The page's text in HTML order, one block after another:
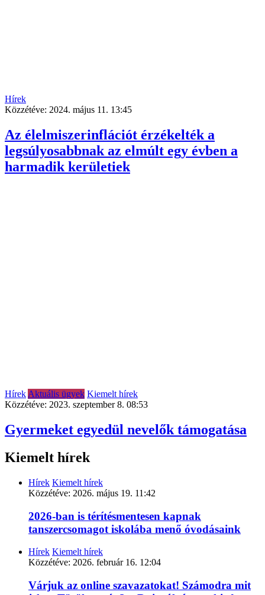
Hírek
Közzétéve: 2024. május 11. 13:45
Az élelmiszerinflációt érzékelték a
legsúlyosabbnak az elmúlt egy évben a
harmadik kerületiek
Hírek Aktuális ügyek Kiemelt hírek
Közzétéve: 2023. szeptember 8. 08:53
Gyermeket egyedül nevelők támogatása
Kiemelt hírek
Hírek Kiemelt hírek
Közzétéve: 2026. május 19. 11:42
2026-ban is térítésmentesen kapnak
tanszercsomagot iskolába menő óvodásaink
Hírek Kiemelt hírek
Közzétéve: 2026. február 16. 12:04
Várjuk az online szavazatokat! Számodra mit